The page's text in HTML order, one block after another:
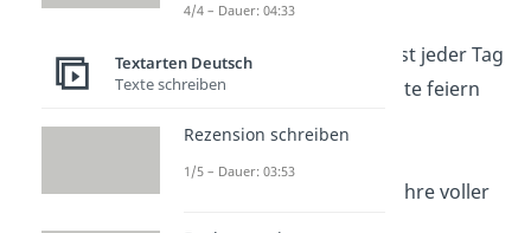
„Mit dir als Freund ist jeder Tag
ein
— aber heute feiern
wir dich!“
weitere Jahre voller
Freundschaft!“
4/4 – Dauer: 04:33
Textarten Deutsch
Texte schreiben
Rezension schreiben
1/5 – Dauer: 03:53